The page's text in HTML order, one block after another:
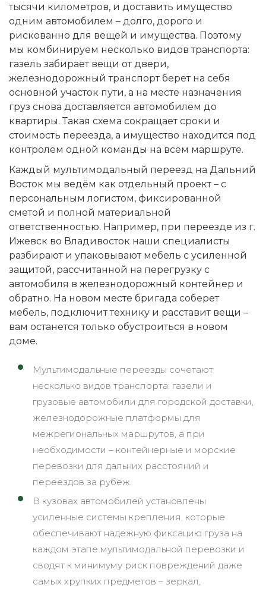
тысячи километров, и доставить имущество
одним автомобилем – долго, дорого и
рискованно для вещей и имущества. Поэтому
мы комбинируем несколько видов транспорта:
газель забирает вещи от двери,
железнодорожный транспорт берет на себя
основной участок пути, а на месте назначения
груз снова доставляется автомобилем до
квартиры. Такая схема сокращает сроки и
стоимость переезда, а имущество находится под
контролем одной команды на всём маршруте.
Каждый мультимодальный переезд на Дальний
Восток мы ведём как отдельный проект – с
персональным логистом, фиксированной
сметой и полной материальной
ответственностью. Например, при переезде из г.
Ижевск во Владивосток наши специалисты
разбирают и упаковывают мебель с усиленной
защитой, рассчитанной на перегрузку с
автомобиля в железнодорожный контейнер и
обратно. На новом месте бригада соберет
мебель, подключит технику и расставит вещи –
вам останется только обустроиться в новом
доме.
Мультимодальные переезды сочетают
несколько видов транспорта: газели и
грузовые автомобили для городской доставки,
железнодорожные платформы для
межрегиональных маршрутов, а при
необходимости – контейнерные и морские
перевозки для дальних расстояний и
переездов за рубеж.
В кузовах автомобилей установлены
усиленные системы крепления, которые
обеспечивают надежную фиксацию груза на
каждом этапе мультимодальной перевозки и
сводят к минимуму риск повреждений даже
самых хрупких предметов – зеркал,